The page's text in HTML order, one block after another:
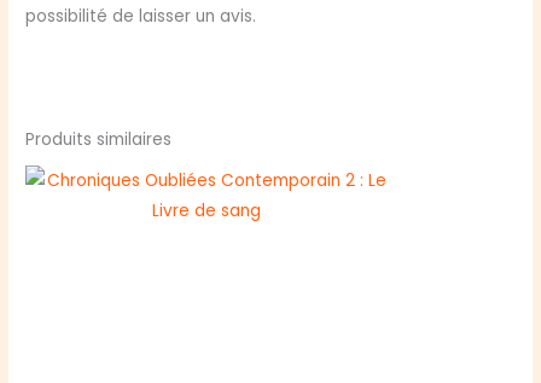
possibilité de laisser un avis.
Produits similaires